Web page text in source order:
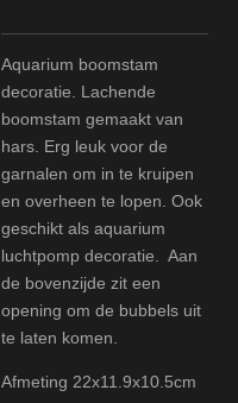
Aquarium boomstam
decoratie. Lachende
boomstam gemaakt van
hars. Erg leuk voor de
garnalen om in te kruipen
en overheen te lopen. Ook
geschikt als aquarium
luchtpomp decoratie. Aan
de bovenzijde zit een
opening om de bubbels uit
te laten komen.
Afmeting 22x11.9x10.5cm